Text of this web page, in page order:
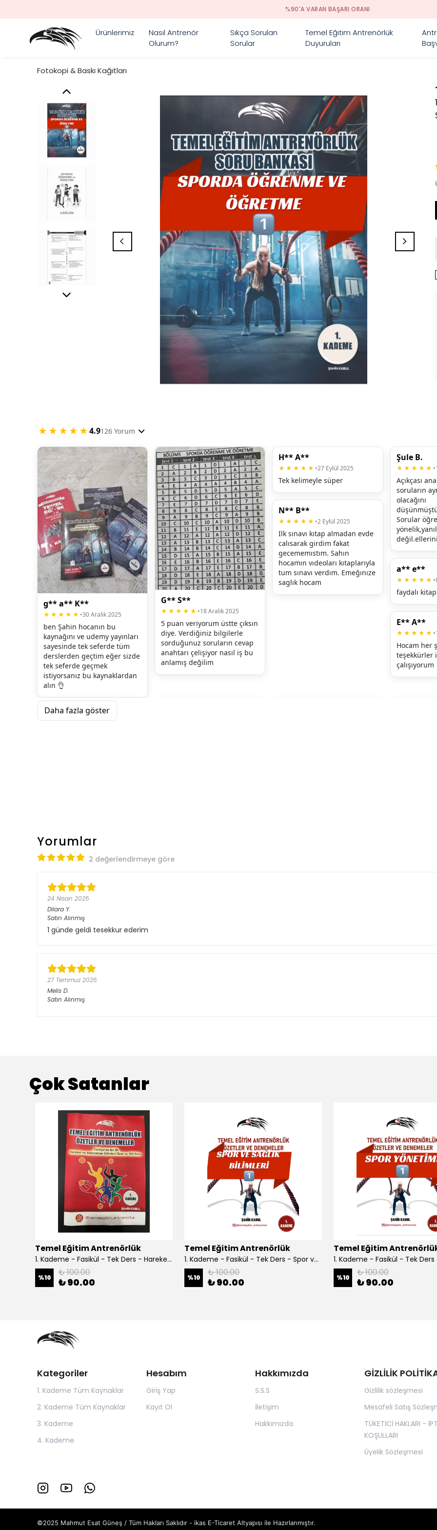
%90'A VARAN BAŞARI ORANI
Ürünlerimiz
Nasıl Antrenör
Olurum?
Sıkça Sorulan
Sorular
Temel Eğitim Antrenörlük
Duyuruları
Fotokopi & Baskı Kağıtları
★★★★★4.9126 Yorum
g** a** K**
★★★★★ •30 Aralık 2025
ben Şahin hocanın bu
kaynağını ve udemy yayınları
sayesinde tek seferde tüm
derslerden geçtim eğer sizde
tek seferde geçmek
istiyorsanız bu kaynaklardan
alın 👌
G** S**
★★★★★ •18 Aralık 2025
5 puan veriyorum üstte çıksın
diye. Verdiğiniz bilgilerle
sorduğunuz soruların cevap
anahtarı çelişiyor nasıl iş bu
anlamış değilim
H** A**
★★★★★ •27 Eylül 2025
Tek kelimeyle süper
N** B**
★★★★★ •2 Eylül 2025
Ilk sınavı kıtap almadan evde
calısarak girdim fakat
gecememıstım. Sahın
hocamın vıdeoları kıtaplarıyla
tum sınavı verdım. Emeğınıze
saglık hocam
Şule B.
★★★★★ •
Açıkçası
soruların
olacağını
Sorular
a** e**
★★★★★ •
faydalı kitap
E** A**
★★★★★ •
Hocam her
teşekkürler
çalışıyorum
Daha fazla göster
Yorumlar
2 değerlendirmeye göre
24 Nisan 2025
Dilara Y.
Satın Alınmış
1 günde geldi tesekkur ederim
27 Temmuz 2025
Melis D.
Satın Alınmış
Çok Satanlar
Temel Eğitim Antrenörlük
1. Kademe - Fasikül - Tek Ders - Hareket ve Antrenman Bilimleri
%10 ₺ 100.00
₺ 90.00
Temel Eğitim Antrenörlük
1. Kademe - Fasikül - Tek Ders - Spor ve Sağlık Bilimleri
%10 ₺ 100.00
₺ 90.00
Temel Eğitim
%10 ₺ 100.00
₺ 90.00
Kategoriler
1. Kademe Tüm Kaynaklar
2. Kademe Tüm Kaynaklar
3. Kademe
4. Kademe
Hesabım
Giriş Yap
Kayıt Ol
Hakkımızda
S.S.S
İletişim
Hakkımızda
GİZLİLİK
Gizlilik sözleşmesi
Mesafeli Satış
TÜKETİCİ HAKLARI -
KOŞULLARI
Üyelik Sözleşmesi
©2025 Mahmut Esat Güneş / Tüm Hakları Saklıdır - ikas E-Ticaret Altyapısı ile Hazırlanmıştır.